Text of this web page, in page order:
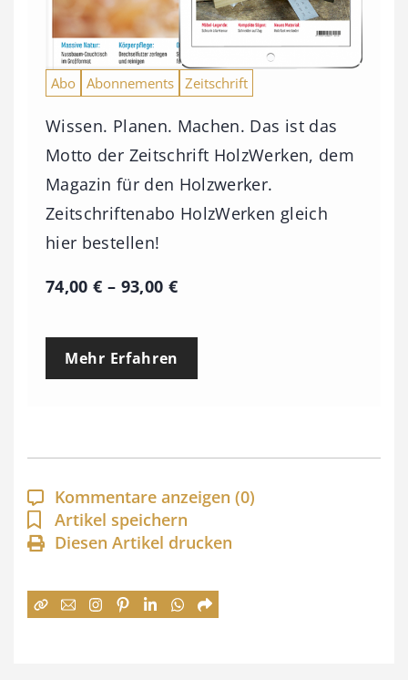
Abo Abonnements Zeitschrift
Wissen. Planen. Machen. Das ist das
Motto der Zeitschrift HolzWerken, dem
Magazin für den Holzwerker.
Zeitschriftenabo HolzWerken gleich
hier bestellen!
74,00€ – 93,00 €P
e
p
a
n
n
:
Mehr Erfahren
Kommentare anzeigen (0)
Artikel speichern
Diesen Artikel drucken